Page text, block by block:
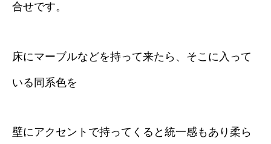
合せです。
床にマーブルなどを持って来たら、そこに入って
いる同系色を
壁にアクセントで持ってくると統一感もあり柔ら